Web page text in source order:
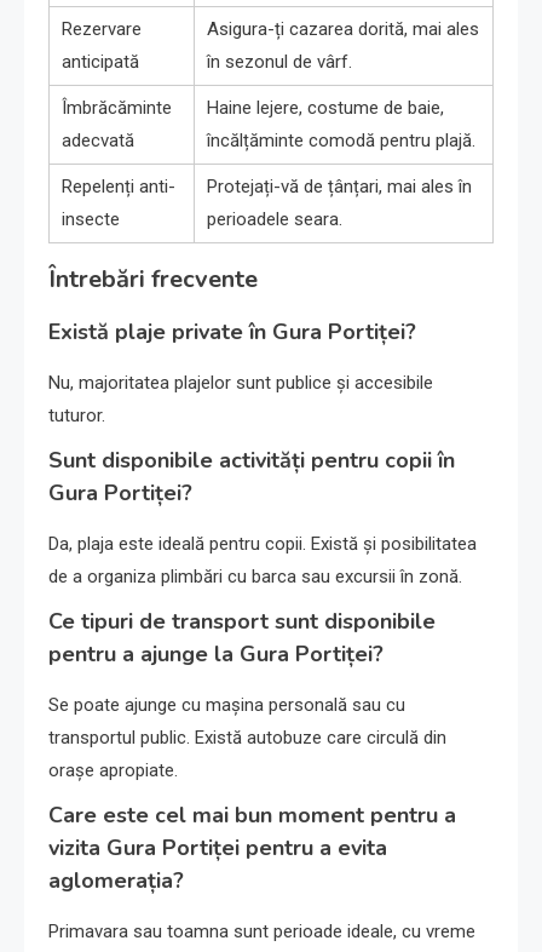
Rezervare
anticipată
Asigura-ți cazarea dorită, mai ales
în sezonul de vârf.
Îmbrăcăminte
adecvată
Haine lejere, costume de baie,
încălțăminte comodă pentru plajă.
Repelenți anti-
insecte
Protejați-vă de țânțari, mai ales în
perioadele seara.
Întrebări frecvente
Există plaje private în Gura Portiței?
Nu, majoritatea plajelor sunt publice și accesibile
tuturor.
Sunt disponibile activități pentru copii în
Gura Portiței?
Da, plaja este ideală pentru copii. Există și posibilitatea
de a organiza plimbări cu barca sau excursii în zonă.
Ce tipuri de transport sunt disponibile
pentru a ajunge la Gura Portiței?
Se poate ajunge cu mașina personală sau cu
transportul public. Există autobuze care circulă din
orașe apropiate.
Care este cel mai bun moment pentru a
vizita Gura Portiței pentru a evita
aglomerația?
Primavara sau toamna sunt perioade ideale, cu vreme